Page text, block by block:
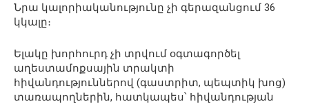
Նրա կալորիականությունը չի գերազանցում 36
կկալը։
Ելակը խորհուրդ չի տրվում օգտագործել
աղեստամոքսային տրակտի
հիվանդություններով (գաստրիտ, պեպտիկ խոց)
տառապողներին, հատկապես՝ հիվանդության